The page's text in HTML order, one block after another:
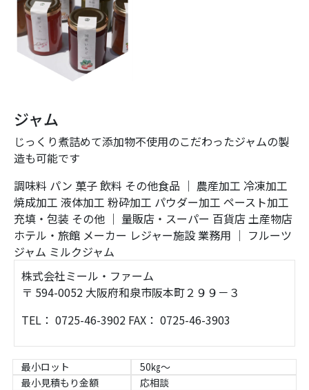
ジャム
じっくり煮詰めて添加物不使用のこだわったジャムの製
造も可能です
調味料 パン 菓子飲料 その他食品 ｜ 農産加工 冷凍加工
焼成加工 液体加工 粉砕加工 パウダー加工 ペースト加工
充填・包装 その他 ｜ 量販店・スーパー 百貨店土産物店
ホテル・旅館 メーカー レジャー施設業務用 ｜ フルーツ
ジャム ミルクジャム
株式会社ミール・ファーム
〒 594-0052 大阪府和泉市阪本町２９９－３
TEL： 0725-46-3902 FAX： 0725-46-3903
最小ロット
50㎏～
最小見積もり金額
応相談